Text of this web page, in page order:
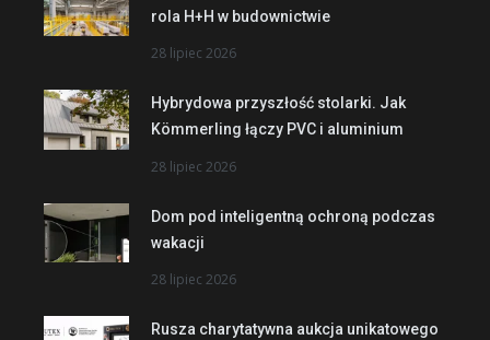
rola H+H w budownictwie
28 lipiec 2026
Hybrydowa przyszłość stolarki. Jak
Kömmerling łączy PVC i aluminium
28 lipiec 2026
Dom pod inteligentną ochroną podczas
wakacji
28 lipiec 2026
Rusza charytatywna aukcja unikatowego